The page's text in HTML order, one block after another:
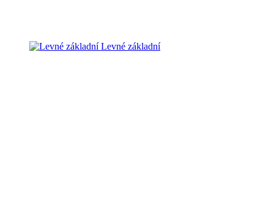
Levné základní